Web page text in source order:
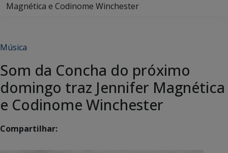
Magnética e Codinome Winchester
Música
Som da Concha do próximo
domingo traz Jennifer Magnética
e Codinome Winchester
Compartilhar: